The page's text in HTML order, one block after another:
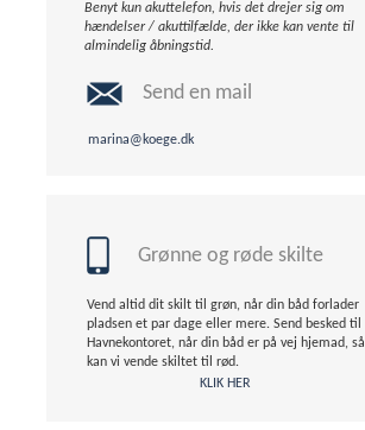
Benyt kun akuttelefon, hvis det drejer sig om
hændelser / akuttilfælde, der ikke kan vente til
almindelig åbningstid.
Send en mail
marina@koege.dk
Grønne og røde skilte
Vend altid dit skilt til grøn, når din båd forlader
pladsen et par dage eller mere. Send besked til
Havnekontoret, når din båd er på vej hjemad, så
kan vi vende skiltet til rød.
KLIK HER